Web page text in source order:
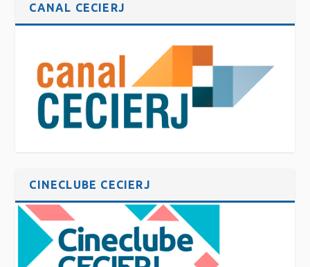
CANAL CECIERJ
CINECLUBE CECIERJ